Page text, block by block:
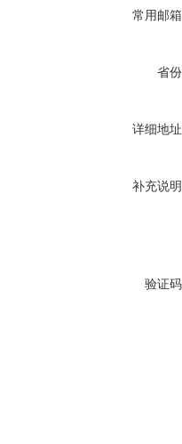
常用邮
省
详细地
补充说
验证